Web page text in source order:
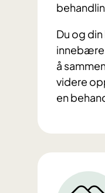
Du og
innebære
å
videre
en